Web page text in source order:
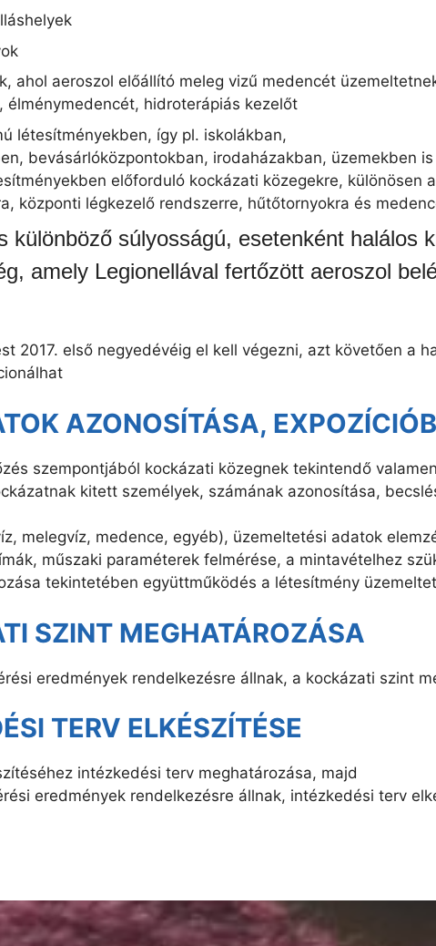
ahol aeroszol előállító meleg vizű medencét
élménymedencét, hidroterápiás kezelőt
létesítményekben, így pl. iskolákban,
bevásárlóközpontokban, irodaházakban, üzemekben
előforduló kockázati közegekre, különösen
központi légkezelő rendszerre, hűtőtornyokra és
különböző súlyosságú, esetenként halálos
amely Legionellával fertőzött aeroszol
2017. első negyedévéig el kell végezni, azt követően a
AZONOSÍTÁSA,
szempontjából kockázati közegnek tekintendő
kitett személyek, számának azonosítása,
melegvíz, medence, egyéb), üzemeltetési adatok
műszaki paraméterek felmérése, a mintavételhez
tekintetében együttműködés a létesítmény
SZINT MEGHATÁROZÁSA
eredmények rendelkezésre állnak, a kockázati szint
TERV ELKÉSZÍTÉSE
intézkedési terv meghatározása, majd
eredmények rendelkezésre állnak, intézkedési terv